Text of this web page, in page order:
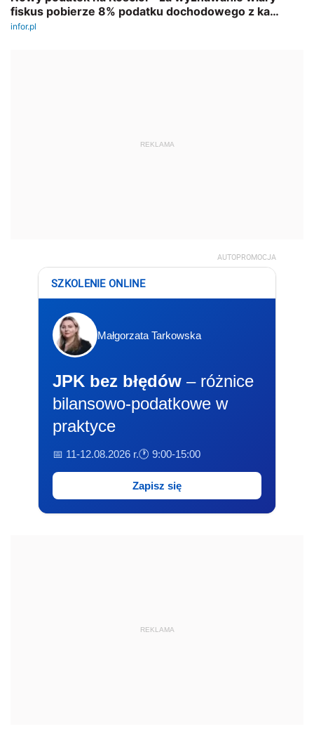
REKLAMA
AUTOPROMOCJA
SZKOLENIE ONLINE
Małgorzata Tarkowska
JPK bez błędów – różnice
bilansowo-podatkowe w
praktyce
📅 11-12.08.2026 r.🕐 9:00-15:00
Zapisz się
REKLAMA